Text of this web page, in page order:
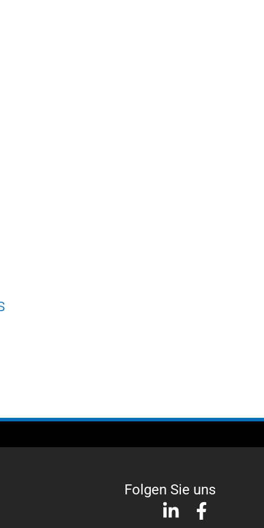
Folgen Sie uns
L
i
F
a